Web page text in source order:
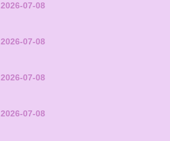
2026-07-08
2026-07-08
2026-07-08
2026-07-08